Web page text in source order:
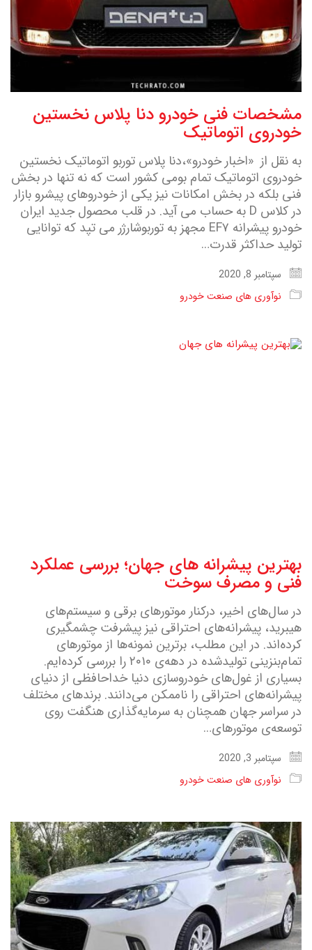
مشخصات فنی خودرو دنا پلاس نخستین
خودروی اتوماتیک
به نقل از «اخبار خودرو»،دنا پلاس توربو اتوماتیک نخستین
خودروی اتوماتیک تمام بومی کشور است که نه تنها در بخش
فنی بلکه در بخش امکانات نیز یکی از خودروهای پیشرو بازار
در کلاس D به حساب می آید. در قلب محصول جدید ایران
خودرو پیشرانه EF۷ مجهز به توربوشارژر می تپد که توانایی
تولید حداکثر قدرت…
سپتامبر 8, 2020
نوآوری های صنعت خودرو
بهترین پیشرانه های جهان؛ بررسی عملکرد
فنی و مصرف سوخت
در سال‌های اخیر، درکنار موتورهای برقی و سیستم‌های
هیبرید، پیشرانه‌های احتراقی نیز پیشرفت چشمگیری
کرده‌اند. در این مطلب، برترین نمونه‌ها از موتورهای
تمام‌بنزینی تولید‌شده در دهه‌ی ۲۰۱۰ را بررسی کرده‌ایم.
بسیاری از غول‌های خودروسازی دنیا خداحافظی از دنیای
پیشرانه‌های احتراقی را ناممکن می‌دانند. برندهای مختلف
در سراسر جهان همچنان به سرمایه‌گذاری هنگفت روی
توسعه‌ی موتورهای…
سپتامبر 3, 2020
نوآوری های صنعت خودرو